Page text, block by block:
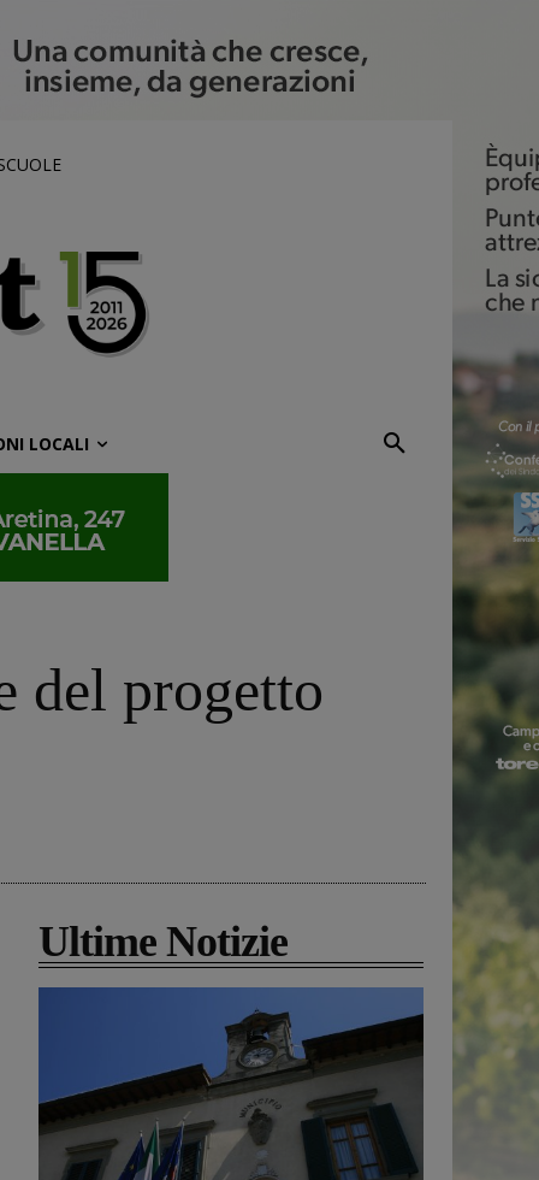
LOCALI
del progetto
Ultime Notizie